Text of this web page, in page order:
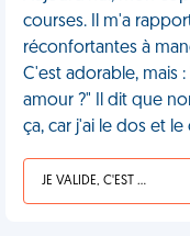
courses. Il m'a
réconfortantes à
C'est adorable, mais
amour ?" Il dit que
ça, car j'ai le dos et
JE VALIDE, C'EST UNE VDM